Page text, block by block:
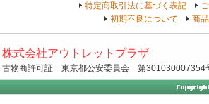
特定商取引法に基づく表記
初期不良について
商
株式会社アウトレットプラザ
古物商許可証 東京都公安委員会 第301030007354